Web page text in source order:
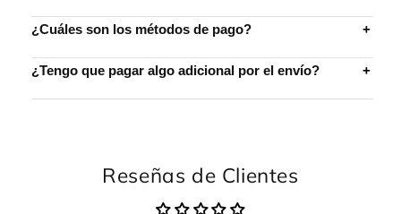
¿Cuáles son los métodos de pago? +
¿Tengo que pagar algo adicional por el envío? +
Reseñas de Clientes